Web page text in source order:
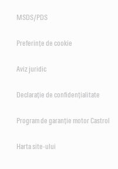
MSDS/PDS
Preferințe de cookie
Aviz juridic
Declarație de confidențialitate
Program de garanție motor Castrol
Harta site-ului